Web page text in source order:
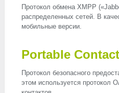
Протокол обмена XMPP
распределенных сетей. В
мобильные версии.
Portable
Протокол безопасного
этом используется протокол